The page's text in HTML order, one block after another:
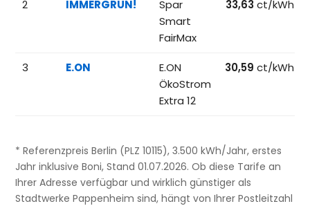
2 IMMERGRÜN!
Spar
Smart
FairMax
33,63 ct/kWh
3 E.ON
E.ON
ÖkoStrom
Extra 12
30,59 ct/kWh
* Referenzpreis Berlin (PLZ 10115), 3.500 kWh/Jahr, erstes
Jahr inklusive Boni, Stand 01.07.2026. Ob diese Tarife an
Ihrer Adresse verfügbar und wirklich günstiger als
Stadtwerke Pappenheim sind, hängt von Ihrer Postleitzahl